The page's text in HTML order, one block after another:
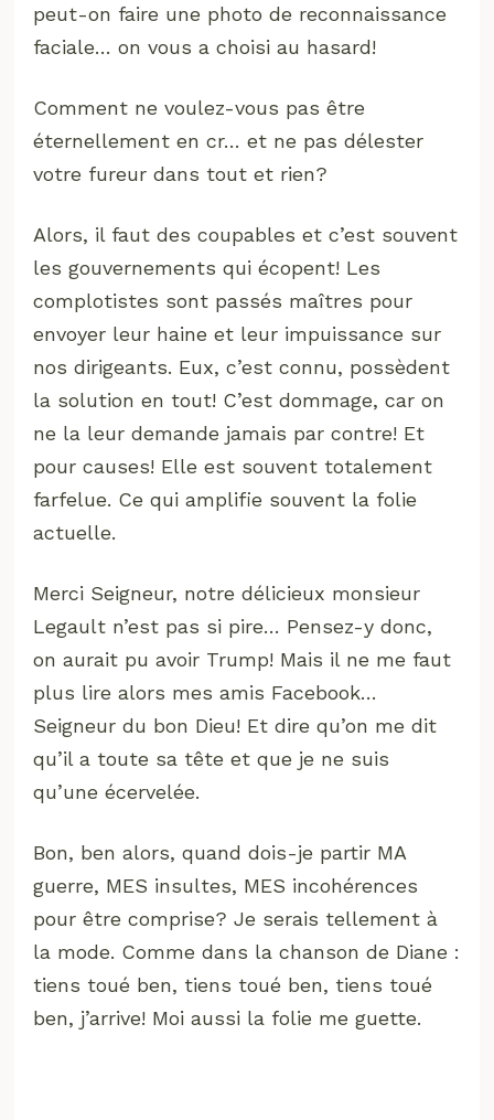
peut-on faire une photo de reconnaissance
faciale… on vous a choisi au hasard!
Comment ne voulez-vous pas être
éternellement en cr… et ne pas délester
votre fureur dans tout et rien?
Alors, il faut des coupables et c’est souvent
les gouvernements qui écopent! Les
complotistes sont passés maîtres pour
envoyer leur haine et leur impuissance sur
nos dirigeants. Eux, c’est connu, possèdent
la solution en tout! C’est dommage, car on
ne la leur demande jamais par contre! Et
pour causes! Elle est souvent totalement
farfelue. Ce qui amplifie souvent la folie
actuelle.
Merci Seigneur, notre délicieux monsieur
Legault n’est pas si pire… Pensez-y donc,
on aurait pu avoir Trump! Mais il ne me faut
plus lire alors mes amis Facebook…
Seigneur du bon Dieu! Et dire qu’on me dit
qu’il a toute sa tête et que je ne suis
qu’une écervelée.
Bon, ben alors, quand dois-je partir MA
guerre, MES insultes, MES incohérences
pour être comprise? Je serais tellement à
la mode. Comme dans la chanson de Diane :
tiens toué ben, tiens toué ben, tiens toué
ben, j’arrive! Moi aussi la folie me guette.